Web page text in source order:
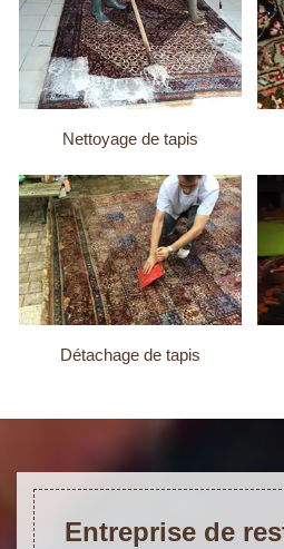
Nettoyage de tapis
Détachage de tapis
Entreprise de